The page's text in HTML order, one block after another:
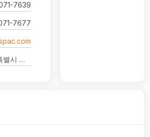
7639
7677
서울특별시 영등포구 국제금융로2길 24 6층(여의도동, 비엔케이금융타워)